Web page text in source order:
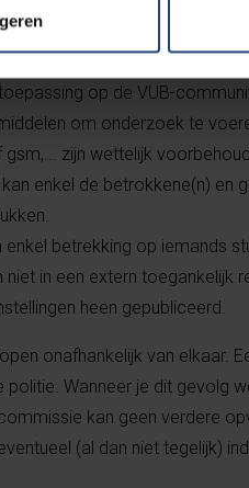
beperktere scope:
op de VUB-
om onderzoek te
zijn wettelijk
enkel de betrokkene(n) en
enkel betrekking op iemands
niet in een extern toegankelijk
heen gepubliceerd.
onafhankelijk van elkaar.
politie. Wanneer je dit gevolg
kan geen verdere
(al dan niet tegelijk)